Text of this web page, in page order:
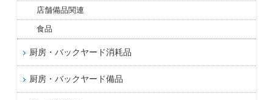
店舗備品関連
食品
厨房・バックヤード消耗品
厨房・バックヤード備品